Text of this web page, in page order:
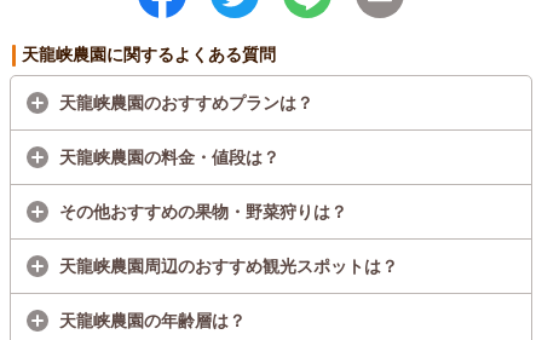
天龍峡農園に関するよくある質問
天龍峡農園のおすすめプランは？
天龍峡農園の料金・値段は？
その他おすすめの果物・野菜狩りは？
天龍峡農園周辺のおすすめ観光スポットは？
天龍峡農園の年齢層は？